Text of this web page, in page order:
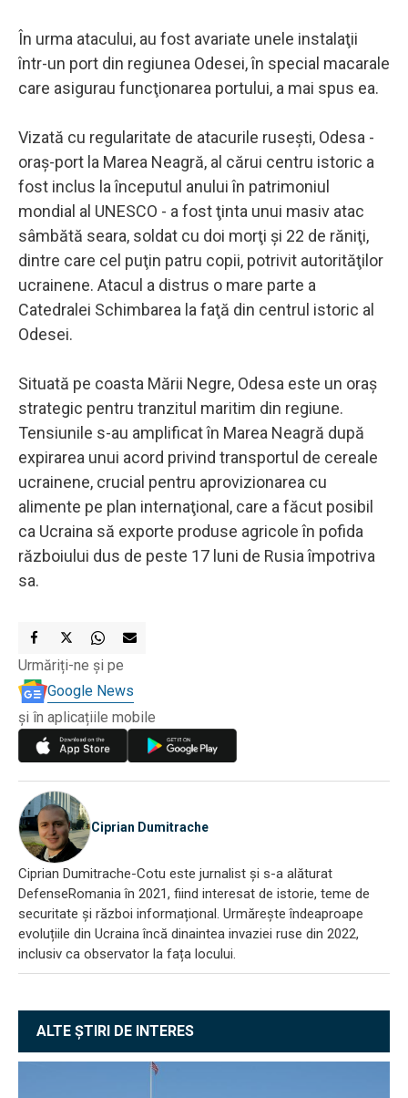
În urma atacului, au fost avariate unele instalaţii
într-un port din regiunea Odesei, în special macarale
care asigurau funcţionarea portului, a mai spus ea.
Vizată cu regularitate de atacurile ruseşti, Odesa -
oraş-port la Marea Neagră, al cărui centru istoric a
fost inclus la începutul anului în patrimoniul
mondial al UNESCO - a fost ţinta unui masiv atac
sâmbătă seara, soldat cu doi morţi şi 22 de răniţi,
dintre care cel puţin patru copii, potrivit autorităţilor
ucrainene. Atacul a distrus o mare parte a
Catedralei Schimbarea la faţă din centrul istoric al
Odesei.
Situată pe coasta Mării Negre, Odesa este un oraş
strategic pentru tranzitul maritim din regiune.
Tensiunile s-au amplificat în Marea Neagră după
expirarea unui acord privind transportul de cereale
ucrainene, crucial pentru aprovizionarea cu
alimente pe plan internaţional, care a făcut posibil
ca Ucraina să exporte produse agricole în pofida
războiului dus de peste 17 luni de Rusia împotriva
sa.
Urmăriți-ne și pe
Google News
și în aplicațiile mobile
Ciprian Dumitrache
Ciprian Dumitrache-Cotu este jurnalist și s-a alăturat
DefenseRomania în 2021, fiind interesat de istorie, teme de
securitate și război informațional. Urmărește îndeaproape
evoluțiile din Ucraina încă dinaintea invaziei ruse din 2022,
inclusiv ca observator la fața locului.
ALTE ȘTIRI DE INTERES